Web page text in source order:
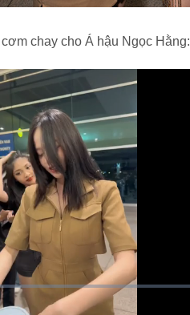
chay cho Á hậu Ngọc Hằng: